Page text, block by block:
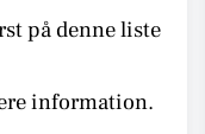
på denne liste
information.